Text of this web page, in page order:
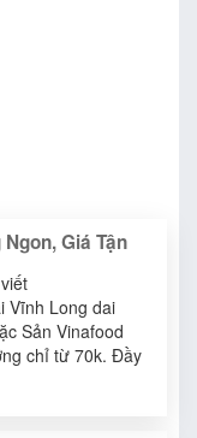
Giá Tận
Vĩnh Long dai
Sản Vinafood
chỉ từ 70k. Đầy